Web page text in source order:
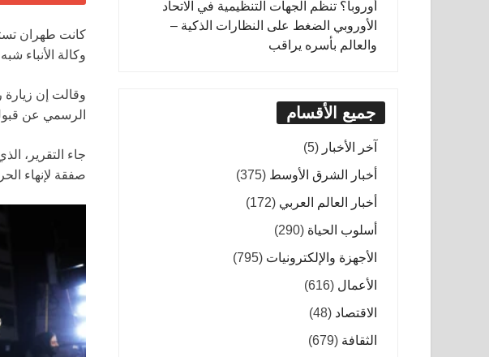
كانت طهران
وكالة الأنباء
وقالت إن
الرسمي عن
جاء التقرير،
صفقة لإنهاء
أوروبا؟ تنظم الجهات التنظيمية في الاتحاد
الأوروبي الضغط على النظارات الذكية –
والعالم بأسره يراقب
جميع الأقسام
آخر الأخبار (5)
أخبار الشرق الأوسط (375)
أخبار العالم العربي (172)
أسلوب الحياة (290)
الأجهزة والإلكترونيات (795)
الأعمال (616)
الاقتصاد (48)
الثقافة (679)